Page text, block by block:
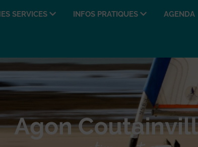
SERVICES INFOS PRATIQUES AGENDA